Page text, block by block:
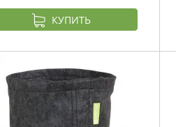
КУПИТЬ